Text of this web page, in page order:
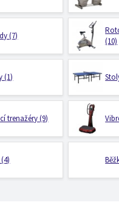
(7)
(10)
(1)
trenažéry (9)